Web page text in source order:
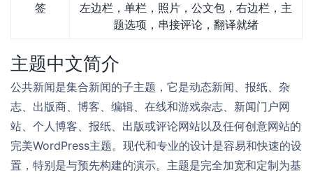
签
左边栏，单栏，照片，公文包，右边栏，主
题选项，串接评论，翻译就绪
主题中文简介
公共新闻是集合新闻的子主题，它是动态新闻、报纸、杂
志、出版商、博客、编辑、在线和游戏杂志、新闻门户网
站、个人博客、报纸、出版或评论网站以及任何创意网站的
完美WordPress主题。现代和专业的设计是容易和快速的设
置，特别是与预先构建的演示。主题是完全加宽和定制为基